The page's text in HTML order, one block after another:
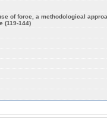
of force, a methodological
(119-144)